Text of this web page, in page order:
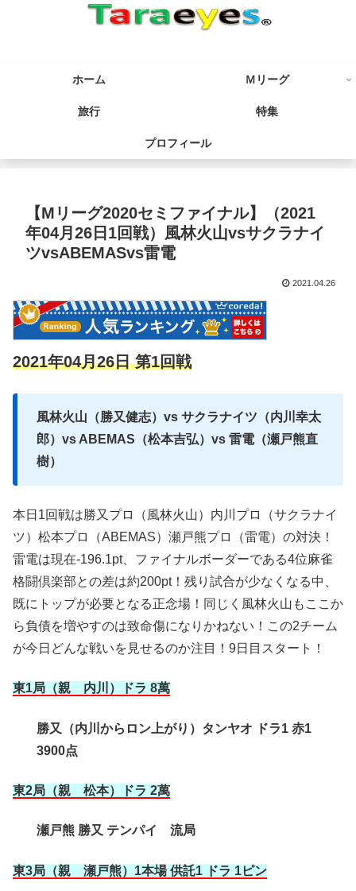
ホーム Ｍリーグ
旅行 特集
プロフィール
【Mリーグ2020セミファイナル】（2021
年04月26日1回戦）風林火山vsサクラナイ
ツvsABEMASvs雷電
2021.04.26
2021年04月26日 第1回戦
風林火山（勝又健志）vs サクラナイツ（内川幸太
郎）vs ABEMAS（松本吉弘）vs 雷電（瀬戸熊直
樹）
本日1回戦は勝又プロ（風林火山）内川プロ（サクラナイ
ツ）松本プロ（ABEMAS）瀬戸熊プロ（雷電）の対決！
雷電は現在-196.1pt、ファイナルボーダーである4位麻雀
格闘倶楽部との差は約200pt！残り試合が少なくなる中、
既にトップが必要となる正念場！同じく風林火山もここか
ら負債を増やすのは致命傷になりかねない！この2チーム
が今日どんな戦いを見せるのか注目！9日目スタート！
東1局（親 内川）ドラ 8萬
勝又（内川からロン上がり）タンヤオ ドラ1 赤1
3900点
東2局（親 松本）ドラ 2萬
瀬戸熊 勝又 テンパイ 流局
東3局（親 瀬戸熊）1本場 供託1 ドラ 1ピン